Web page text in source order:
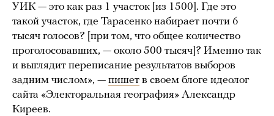
УИК — это как раз 1 участок [из 1500]. Где это
такой участок, где Тарасенко набирает почти 6
тысяч голосов? [при том, что общее количество
проголосовавших, — около 500 тысяч]? Именно так
и выглядит переписание результатов выборов
задним числом», — пишет в своем блоге идеолог
сайта «Электоральная география» Александр
Киреев.